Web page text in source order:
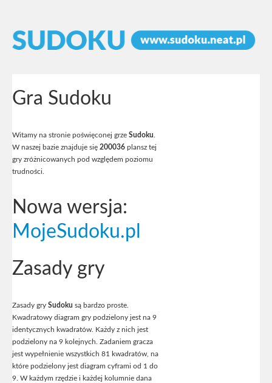
Gra Sudoku
Witamy na stronie poświęconej grze Sudoku
W naszej bazie znajduje się 200036 plansz tej
gry zróżnicowanych pod względem poziomu
trudności.
Nowa wersja:
MojeSudoku.pl
Zasady gry
Zasady gry Sudoku są bardzo proste.
Kwadratowy diagram gry podzielony jest na 9
identycznych kwadratów. Każdy z nich jest
podzielony na 9 kolejnych. Zadaniem gracza
jest wypełnienie wszystkich 81 kwadratów, na
które podzielony jest diagram cyframi od 1 do
9. W każdym rzędzie i każdej kolumnie dana